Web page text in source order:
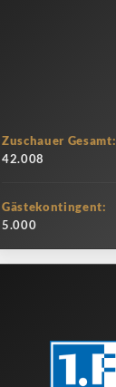
Zuschauer Gesamt:
42.008
Gästekontingent:
5.000